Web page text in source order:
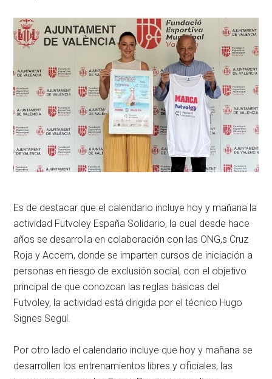
Es de destacar que el calendario incluye hoy y mañana la
actividad Futvoley España Solidario, la cual desde hace
años se desarrolla en colaboración con las ONG,s Cruz
Roja y Accem, donde se imparten cursos de iniciación a
personas en riesgo de exclusión social, con el objetivo
principal de que conozcan las reglas básicas del
Futvoley, la actividad está dirigida por el técnico Hugo
Signes Seguí.
Por otro lado el calendario incluye que hoy y mañana se
desarrollen los entrenamientos libres y oficiales, las